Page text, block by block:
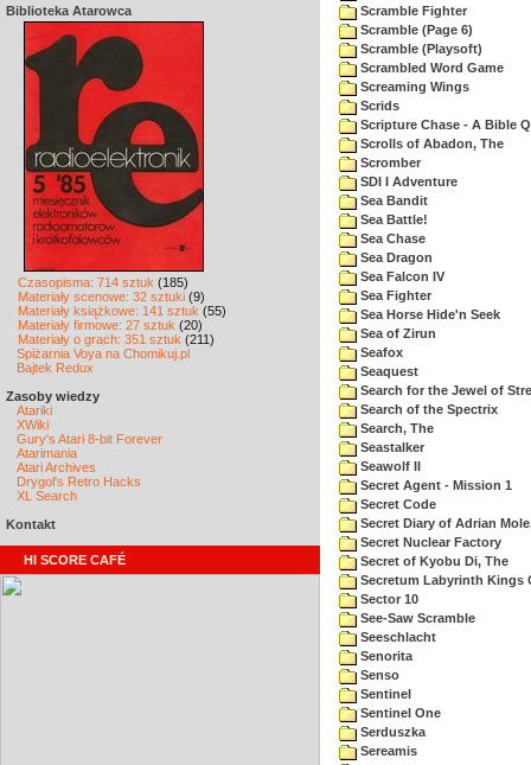
Biblioteka Atarowca
Czasopisma: 714 sztuk (185)
Materiały scenowe: 32 sztuki (9)
Materiały książkowe: 141 sztuk (55)
Materiały firmowe: 27 sztuk (20)
Materiały o grach: 351 sztuk (211)
Spiżarnia Voya na Chomikuj.pl
Bajtek Redux
Zasoby wiedzy
Atariki
XWiki
Gury's Atari 8-bit Forever
Atarimania
Atari Archives
Drygol's Retro Hacks
XL Search
Kontakt
HI SCORE CAFÉ
Scramble Fighter
Scramble (Page 6)
Scramble (Playsoft)
Scrambled Word Game
Screaming Wings
Scrids
Scripture Chase - A Bible
Scrolls of Abadon, The
Scromber
SDI I Adventure
Sea Bandit
Sea Battle!
Sea Chase
Sea Dragon
Sea Falcon IV
Sea Fighter
Sea Horse Hide'n Seek
Sea of Zirun
Seafox
Seaquest
Search for the Jewel of
Search of the Spectrix
Search, The
Seastalker
Seawolf II
Secret Agent - Mission 1
Secret Code
Secret Diary of Adrian
Secret Nuclear Factory
Secret of Kyobu Di, The
Secretum Labyrinth Kings
Sector 10
See-Saw Scramble
Seeschlacht
Senorita
Senso
Sentinel
Sentinel One
Serduszka
Sereamis